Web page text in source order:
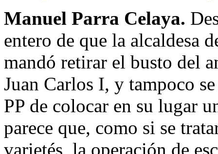
Manuel Parra Celaya.
entero de que la alcaldesa
mandó retirar el busto del
Juan Carlos I, y tampoco
PP de colocar en su lugar
parece que, como si se
varietés, la operación de